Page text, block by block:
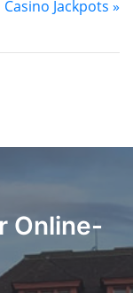
Casino Jackpots »
Online-